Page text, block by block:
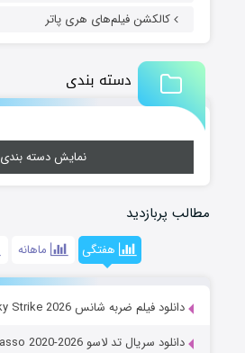
کالکشن فیلم‌های هری پاتر
دسته بندی
نمایش دسته بندی
مطالب پربازدید
هفتگی ماهانه
دانلود فیلم ضربه شانس Lucky Strike 2026
دانلود سریال تد لاسو Ted Lasso 2020-2026